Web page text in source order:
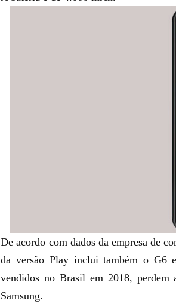
De acordo com dados da empresa de
da versão Play inclui também o G6
vendidos no Brasil em 2018,
Samsung.